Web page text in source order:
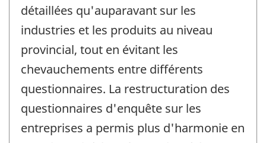
détaillées qu'auparavant sur les
industries et les produits au niveau
provincial, tout en évitant les
chevauchements entre différents
questionnaires. La restructuration des
questionnaires d'enquête sur les
entreprises a permis plus d'harmonie en